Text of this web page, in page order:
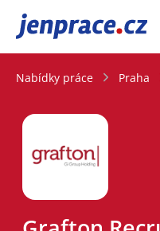
JenPráce.cz
Nabídky práce Praha